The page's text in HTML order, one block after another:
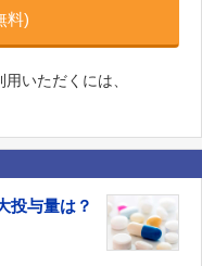
料)
いただくには、
投与量は？